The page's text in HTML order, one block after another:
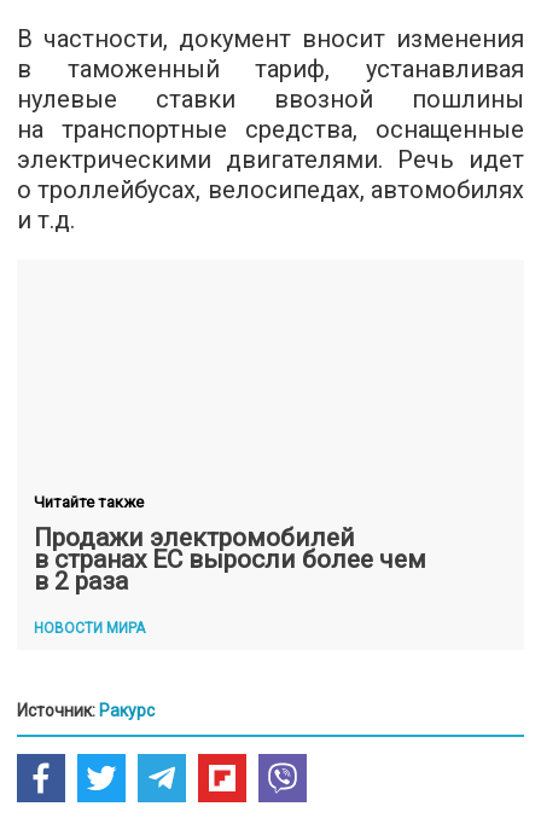
В частности, документ вносит изменения
в таможенный тариф, устанавливая
нулевые ставки ввозной пошлины
на транспортные средства, оснащенные
электрическими двигателями. Речь идет
о троллейбусах, велосипедах, автомобилях
и т.д.
Читайте также
Продажи электромобилей
в странах ЕС выросли более чем
в 2 раза
НОВОСТИ МИРА
Источник: Ракурс